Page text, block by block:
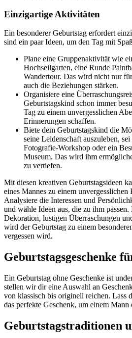
Einzigartige Aktivitäten
Ein besonderer Geburtstag erfordert
sind ein paar Ideen, um den Tag mit
Plane eine Gruppenaktivität wie
Hochseilgarten, eine Runde
Wandertour. Das wird nicht nur
auch die Beziehungen stärken.
Organisiere eine
Geburtstagskind schon immer
Tag zu einem unvergesslichen
Erinnerungen schaffen.
Biete dem Geburtstagskind die
seine Leidenschaft auszuleben,
Fotografie-Workshop oder ein
Museum. Das wird ihm
zu vertiefen.
Mit diesen kreativen Geburtstagsideen
eines Mannes zu einem unvergesslichen
Analysiere die Interessen und
und wähle Ideen aus, die zu ihm
Dekoration, lustigen Überraschungen
wird der Geburtstag zu einem
vergessen wird.
Geburtstagsgeschenke
Ein Geburtstag ohne Geschenke ist
stellen wir dir eine Auswahl an
von klassisch bis originell reichen. Lass
das perfekte Geschenk, um einem Mann
Geburtstagstraditionen